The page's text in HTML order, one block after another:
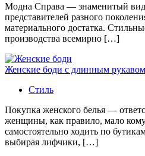
Модна Справа — знаменитый
представителей разного
материального достатка.
производства всемирно […]
Женские боди с длинным рукавом
Стиль
Покупка женского белья —
женщины, как правило, мало
самостоятельно ходить по
выбирая лифчики, […]